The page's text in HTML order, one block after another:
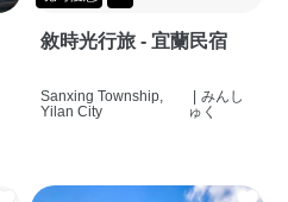
敘時光行旅 - 宜蘭民宿
Sanxing Township,
Yilan City
| みんし
ゅく